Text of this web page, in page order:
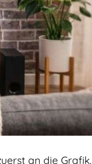
an die Grafik.